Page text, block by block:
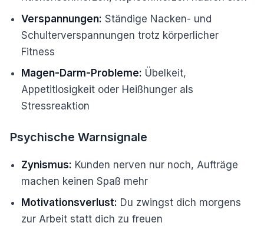
Verspannungen: Ständige Nacken- und
Schulterverspannungen trotz körperlicher
Fitness
Magen-Darm-Probleme: Übelkeit,
Appetitlosigkeit oder Heißhunger als
Stressreaktion
Psychische Warnsignale
Zynismus: Kunden nerven nur noch, Aufträge
machen keinen Spaß mehr
Motivationsverlust: Du zwingst dich morgens
zur Arbeit statt dich zu freuen